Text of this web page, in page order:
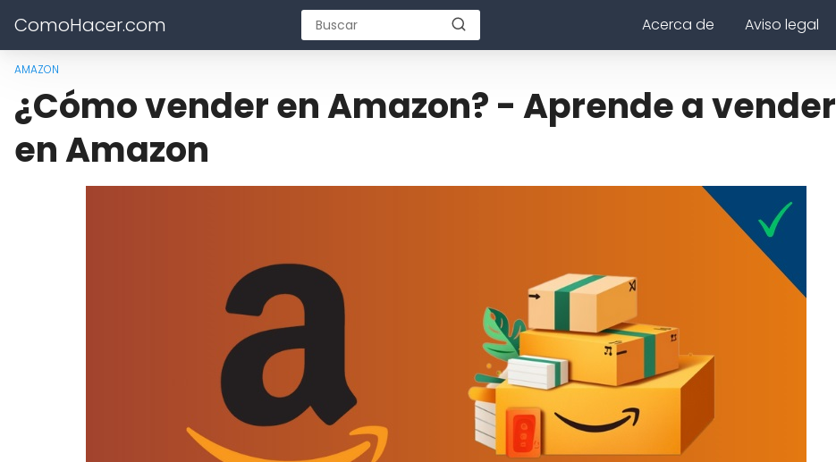
ComoHacer.com Acerca de Aviso legal
AMAZON
¿Cómo vender en Amazon? - Aprende a vender
en Amazon